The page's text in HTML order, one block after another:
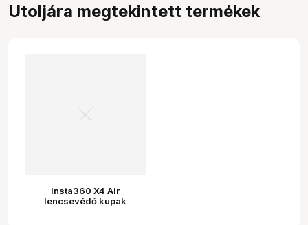
Utoljára megtekintett termékek
Insta360 X4 Air
lencsevédő kupak